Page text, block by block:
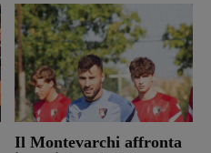
Il Montevarchi affronta